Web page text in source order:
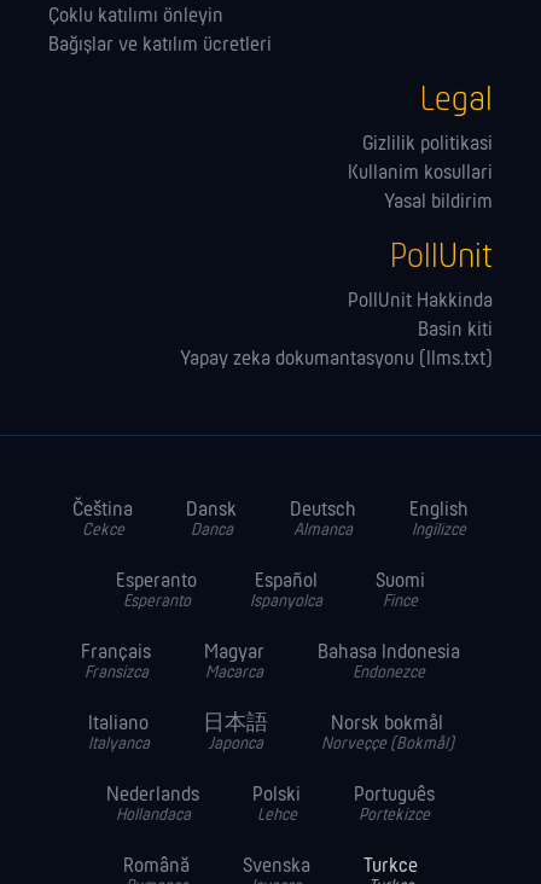
Çoklu katılımı önleyin
Bağışlar ve katılım ücretleri
Legal
Gizlilik politikasi
Kullanim kosullari
Yasal bildirim
PollUnit
PollUnit Hakkinda
Basin kiti
Yapay zeka dokumantasyonu (llms.txt)
Čeština
Cekce
Dansk
Danca
Deutsch
Almanca
English
Ingilizce
Esperanto
Esperanto
Español
Ispanyolca
Suomi
Fince
Français
Fransizca
Magyar
Macarca
Bahasa Indonesia
Endonezce
Italiano
Italyanca
日本語
Japonca
Norsk bokmål
Norveççe (Bokmål)
Nederlands
Hollandaca
Polski
Lehce
Português
Portekizce
Română Svenska Turkce